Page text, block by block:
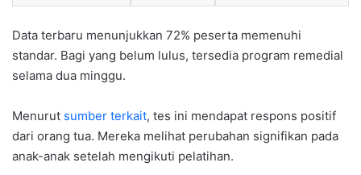
Data terbaru menunjukkan 72% peserta memenuhi
standar. Bagi yang belum lulus, tersedia program remedial
selama dua minggu.
Menurut sumber terkait, tes ini mendapat respons positif
dari orang tua. Mereka melihat perubahan signifikan pada
anak-anak setelah mengikuti pelatihan.